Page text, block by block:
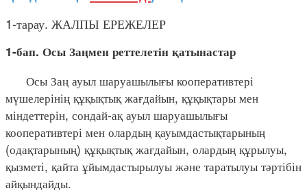
1-тарау. ЖАЛПЫ ЕРЕЖЕЛЕР
1-бап. Осы Заңмен реттелетін қатынастар
Осы Заң ауыл шаруашылығы кооперативтері
мүшелерінің құқықтық жағдайын, құқықтары мен
міндеттерін, сондай-ақ ауыл шаруашылығы
кооперативтері мен олардың қауымдастықтарының
(одақтарының) құқықтық жағдайын, олардың құрылуы,
қызметі, қайта ұйымдастырылуы және таратылуы тәртібін
айқындайды.